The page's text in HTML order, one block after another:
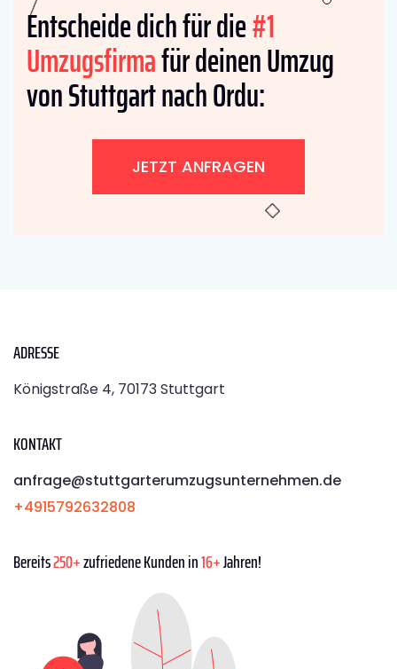
Entscheide dich für die#1
Umzugsfirmafür deinen Umzug
von Stuttgart nach Ordu:
JETZT ANFRAGEN
ADRESSE
Königstraße 4, 70173 Stuttgart
KONTAKT
anfrage@stuttgarterumzugsunternehmen.de
+4915792632808
Bereits250+zufriedene Kunden in16+Jahren!